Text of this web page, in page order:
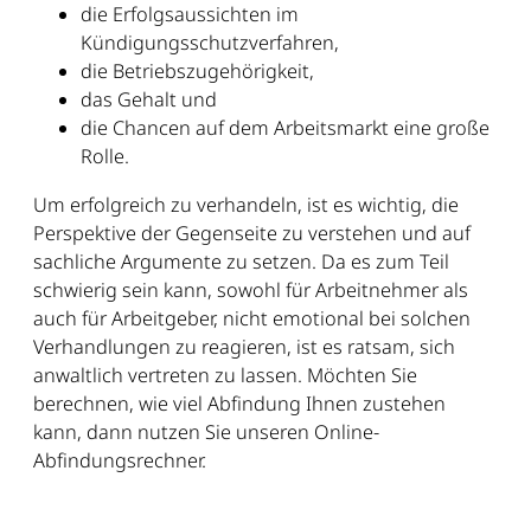
die Erfolgsaussichten im
Kündigungsschutzverfahren,
die Betriebszugehörigkeit,
das Gehalt und
die Chancen auf dem Arbeitsmarkt eine große
Rolle.
Um erfolgreich zu verhandeln, ist es wichtig, die
Perspektive der Gegenseite zu verstehen und auf
sachliche Argumente zu setzen. Da es zum Teil
schwierig sein kann, sowohl für Arbeitnehmer als
auch für Arbeitgeber, nicht emotional bei solchen
Verhandlungen zu reagieren, ist es ratsam, sich
anwaltlich vertreten zu lassen. Möchten Sie
berechnen, wie viel Abfindung Ihnen zustehen
kann, dann nutzen Sie unseren Online-
Abfindungsrechner.